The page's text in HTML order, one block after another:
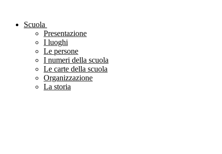
Scuola
Presentazione
I luoghi
Le persone
I numeri della scuola
Le carte della scuola
Organizzazione
La storia